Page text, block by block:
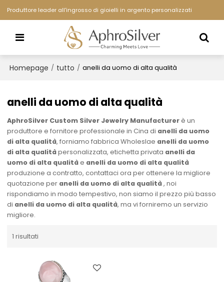
Produttore leader all'ingrosso di gioielli in argento personalizzati
Homepage / tutto / anelli da uomo di alta qualità
anelli da uomo di alta qualità
AphroSilver Custom Silver Jewelry Manufacturerè un
produttore e fornitore professionale in Cina di anelli da uomo
di alta qualità, forniamo fabbrica Wholeslae anelli da uomo
di alta qualitàpersonalizzata, etichetta privata anelli da
uomo di alta qualitàe anelli da uomo di alta qualità
produzione a contratto, contattaci ora per ottenere la migliore
quotazione per anelli da uomo di alta qualità, noi
rispondiamo in modo tempestivo, non siamo il prezzo più basso
di anelli da uomo di alta qualità, ma vi forniremo un servizio
migliore.
1 risultati